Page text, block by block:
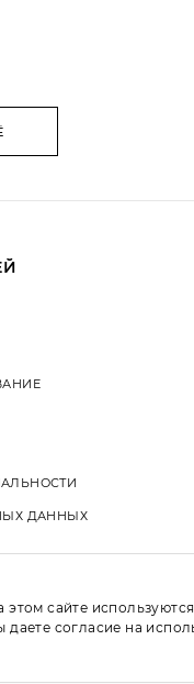
ДАННЫХ
этом сайте
даете согласие наVkontakte